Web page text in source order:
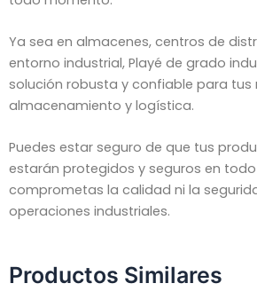
Ya sea en almacenes, centros de
entorno industrial, Playé de grado
solución robusta y confiable para tus
almacenamiento y logística.
Puedes estar seguro de que tus
estarán protegidos y seguros en
comprometas la calidad ni la
operaciones industriales.
Productos Similares